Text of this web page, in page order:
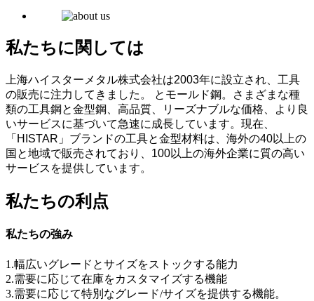
私たちに関しては
上海ハイスターメタル株式会社は2003年に設立され、工具
の販売に注力してきました。
とモールド鋼。さまざまな種
類の工具鋼と金型鋼、高品質、リーズナブルな価格、より良
いサービスに基づいて急速に成長しています。現在、
「HISTAR」ブランドの工具と金型材料は、海外の40以上の
国と地域で販売されており、100以上の海外企業に質の高い
サービスを提供しています。
私たちの利点
私たちの強み
1.幅広いグレードとサイズをストックする能力
2.需要に応じて在庫をカスタマイズする機能
3.需要に応じて特別なグレード/サイズを提供する機能。